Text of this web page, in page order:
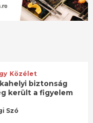
Közélet
biztonság
került a figyelem
Szó